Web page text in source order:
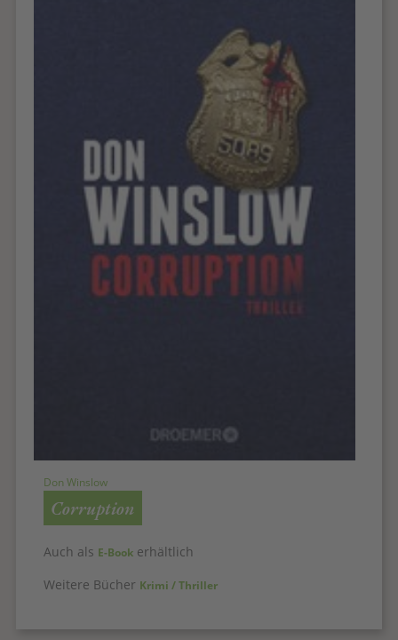
Über
Kontakt
zum Shop
Don Winslow
Corruption
Auch als E-Book erhältlich
Weitere Bücher Krimi / Thriller